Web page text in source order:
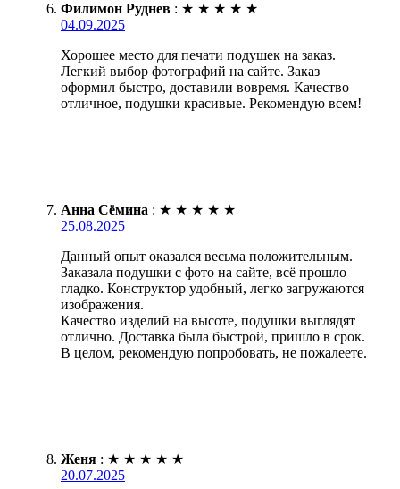
Филимон Руднев : ★ ★ ★ ★ ★
04.09.2025
Хорошее место для печати подушек на заказ.
Легкий выбор фотографий на сайте. Заказ
оформил быстро, доставили вовремя. Качество
отличное, подушки красивые. Рекомендую всем!
Анна Сёмина : ★ ★ ★ ★ ★
25.08.2025
Данный опыт оказался весьма положительным.
Заказала подушки с фото на сайте, всё прошло
гладко. Конструктор удобный, легко загружаются
изображения.
Качество изделий на высоте, подушки выглядят
отлично. Доставка была быстрой, пришло в срок.
В целом, рекомендую попробовать, не пожалеете.
Женя : ★ ★ ★ ★ ★
20.07.2025